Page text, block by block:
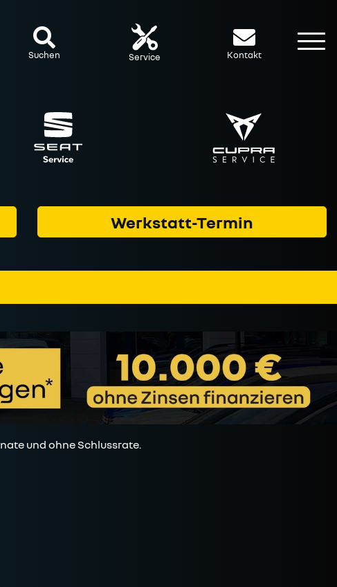
Suchen Service Kontakt
Werkstatt-Termin
und ohne Schlussrate.